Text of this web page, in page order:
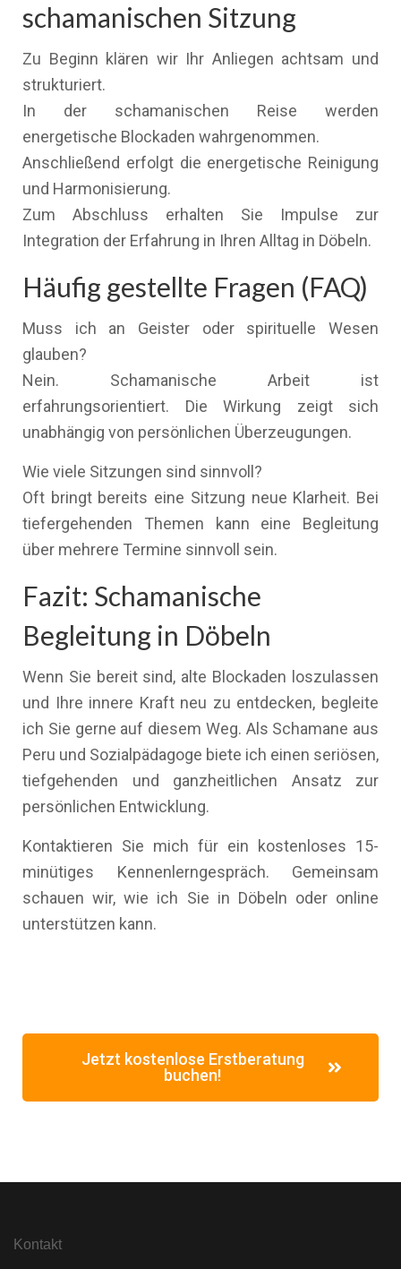
schamanischen Sitzung
Zu Beginn klären wir Ihr Anliegen achtsam und
strukturiert.
In der schamanischen Reise werden
energetische Blockaden wahrgenommen.
Anschließend erfolgt die energetische Reinigung
und Harmonisierung.
Zum Abschluss erhalten Sie Impulse zur
Integration der Erfahrung in Ihren Alltag in Döbeln.
Häufig gestellte Fragen (FAQ)
Muss ich an Geister oder spirituelle Wesen
glauben?
Nein. Schamanische Arbeit ist
erfahrungsorientiert. Die Wirkung zeigt sich
unabhängig von persönlichen Überzeugungen.
Wie viele Sitzungen sind sinnvoll?
Oft bringt bereits eine Sitzung neue Klarheit. Bei
tiefergehenden Themen kann eine Begleitung
über mehrere Termine sinnvoll sein.
Fazit: Schamanische
Begleitung in Döbeln
Wenn Sie bereit sind, alte Blockaden loszulassen
und Ihre innere Kraft neu zu entdecken, begleite
ich Sie gerne auf diesem Weg. Als Schamane aus
Peru und Sozialpädagoge biete ich einen seriösen,
tiefgehenden und ganzheitlichen Ansatz zur
persönlichen Entwicklung.
Kontaktieren Sie mich für ein kostenloses 15-
minütiges Kennenlerngespräch. Gemeinsam
schauen wir, wie ich Sie in Döbeln oder online
unterstützen kann.
Jetzt kostenlose Erstberatung
buchen!
Kontakt